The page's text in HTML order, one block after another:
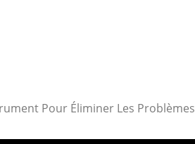
Pour Éliminer Les Problèmes